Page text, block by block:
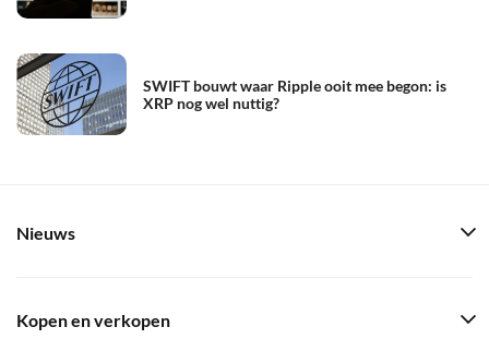
SWIFT bouwt waar Ripple ooit mee begon: is
XRP nog wel nuttig?
Nieuws
Kopen en verkopen